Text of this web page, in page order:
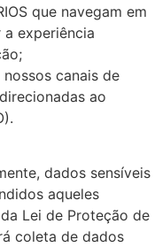
que navegam em
experiência
canais de
ao
dados sensíveis
aqueles
Lei de Proteção de
coleta de dados